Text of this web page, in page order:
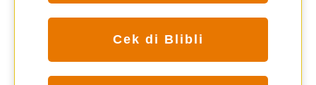
Cek di Blibli